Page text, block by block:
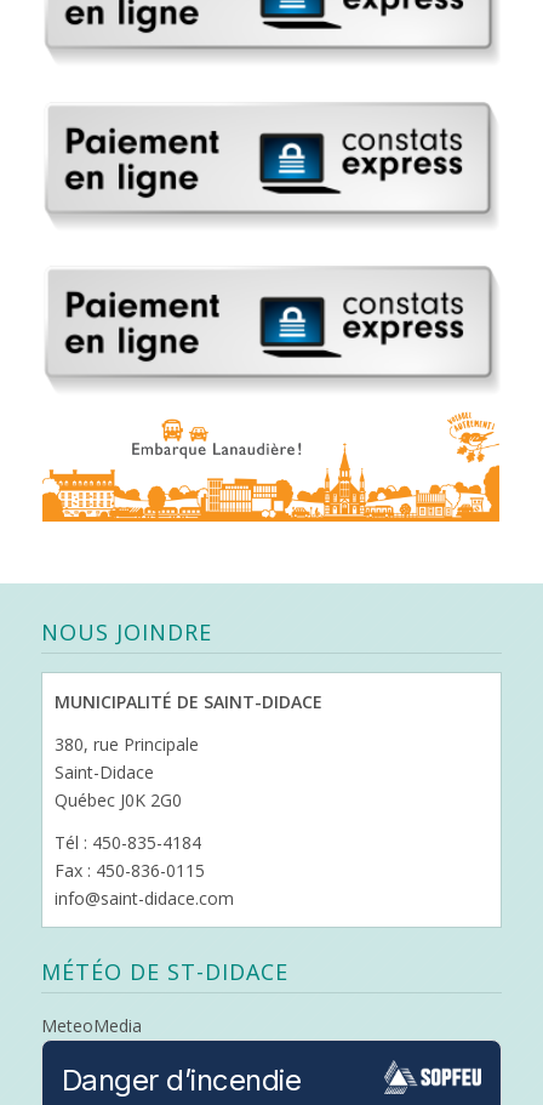
NOUS JOINDRE
MUNICIPALITÉ DE SAINT-DIDACE
380, rue Principale
Saint-Didace
Québec J0K 2G0
Tél : 450-835-4184
Fax : 450-836-0115
info@saint-didace.com
MÉTÉO DE ST-DIDACE
MeteoMedia
Danger d’incendie